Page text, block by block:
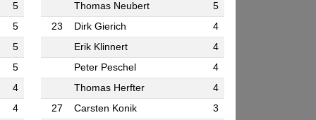
5
5
5
5
4
4
Thomas Neubert
5
23
Dirk Gierich
4
Erik Klinnert
4
Peter Peschel
4
Thomas Herfter
4
27
Carsten Konik
3